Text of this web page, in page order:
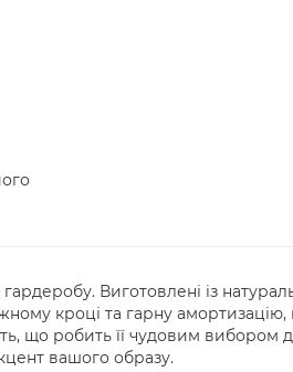
Виготовлені із
кроці та гарну
що робить її чудовим вибором
вашого образу.